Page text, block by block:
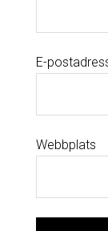
E-
Webbplats